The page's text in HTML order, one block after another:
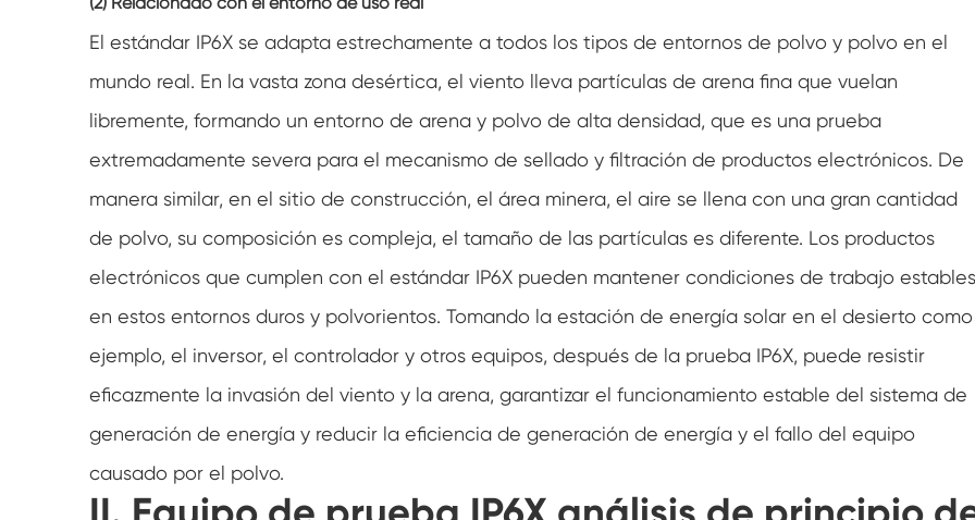
temperatura negativa
Cámara de prueba climática del laboratorio
Cámara de calor húmedo
fotovoltaicos
Cámara de clima frío
Cámara de pruebas de degradación
Cámara de acondicionamiento
El estándar IP6X se adapta estrechamente a todos los tipos de entornos de polvo y polvo en el
mundo real. En la vasta zona desértica, el viento lleva partículas de arena fina que vuelan
libremente, formando un entorno de arena y polvo de alta densidad, que es una prueba
extremadamente severa para el mecanismo de sellado y filtración de productos electrónicos. De
manera similar, en el sitio de construcción, el área minera, el aire se llena con una gran cantidad
de polvo, su composición es compleja, el tamaño de las partículas es diferente. Los productos
electrónicos que cumplen con el estándar IP6X pueden mantener condiciones de trabajo estables
en estos entornos duros y polvorientos. Tomando la estación de energía solar en el desierto como
ejemplo, el inversor, el controlador y otros equipos, después de la prueba IP6X, puede resistir
eficazmente la invasión del viento y la arena, garantizar el funcionamiento estable del sistema de
generación de energía y reducir la eficiencia de generación de energía y el fallo del equipo
causado por el polvo.